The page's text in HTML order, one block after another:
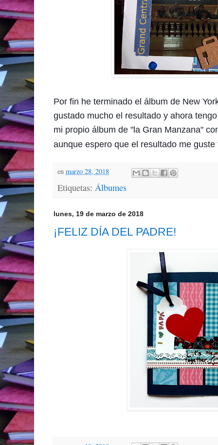
Por fin he terminado el álbum de New
gustado mucho el resultado y ahora
mi propio álbum de "la Gran Manzana"
aunque espero que el resultado me
en marzo 28, 2018
Etiquetas: Álbumes
lunes, 19 de marzo de 2018
¡FELIZ DÍA DEL PADRE!